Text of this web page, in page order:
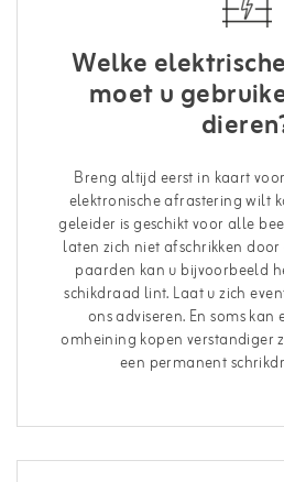
Welke
moet u
Breng altijd eerst in kaart
elektronische afrastering wilt
geleider is geschikt voor alle
laten zich niet afschrikken
paarden kan u bijvoorbeeld
schikdraad lint. Laat u zich
ons adviseren. En soms
omheining kopen verstandiger
een permanent